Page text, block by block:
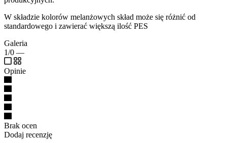
W składzie kolorów melanżowych skład może się różnić od
standardowego i zawierać większą ilość PES
Galeria
1/0 —
Opinie
Brak ocen
Dodaj recenzję